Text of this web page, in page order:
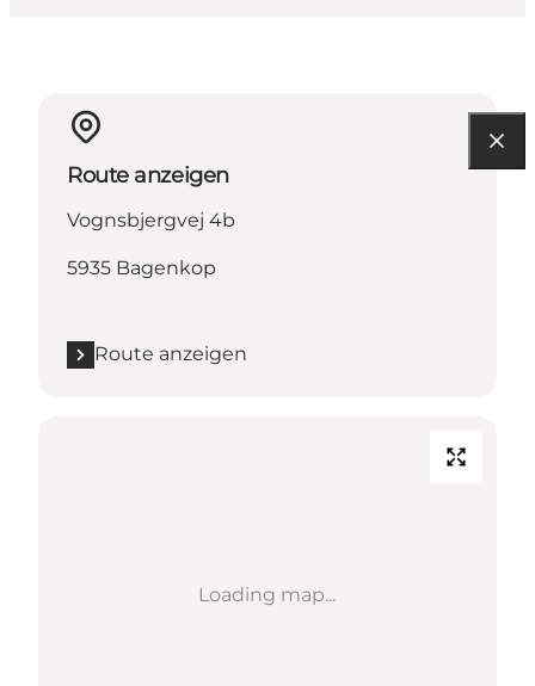
Route anzeigen
Vognsbjergvej 4b
5935 Bagenkop
Route anzeigen
Loading map...